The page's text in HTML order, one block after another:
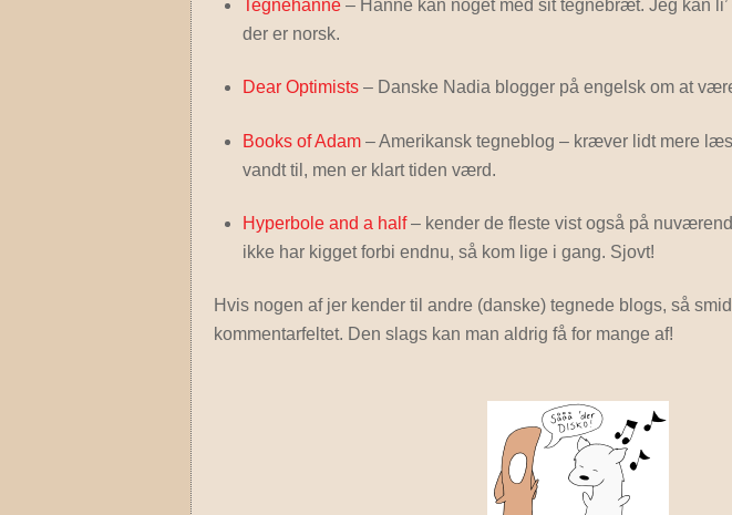
Tegnehanne– Hanne kan noget med sit tegnebræt. Jeg kan li’
der er norsk.
Dear Optimists– Danske Nadia blogger på engelsk om at
Books of Adam– Amerikansk tegneblog – kræver lidt mere
vandt til, men er klart tiden værd.
Hyperbole and a half– kender de fleste vist også på
ikke har kigget forbi endnu, så kom lige i gang. Sjovt!
Hvis nogen af jer kender til andre (danske) tegnede blogs, så
kommentarfeltet. Den slags kan man aldrig få for mange af!